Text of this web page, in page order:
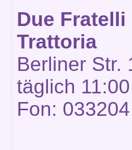
Due
Trattoria
Berliner Str.
täglich
Fon: